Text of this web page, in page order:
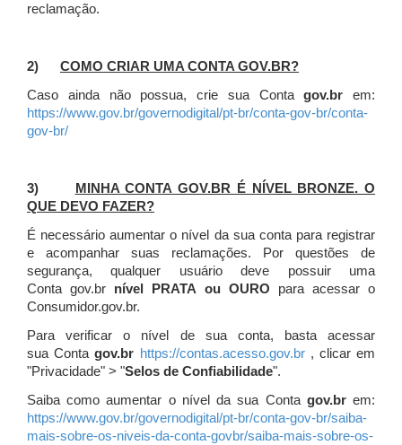
reclamação.
2) COMO CRIAR UMA CONTA GOV.BR?
Caso ainda não possua, crie sua Contagov.br em:
https://www.gov.br/governodigital/pt-br/conta-gov-br/conta-
gov-br/
3)
MINHA CONTA GOV.BR É NÍVEL BRONZE. O
QUE DEVO FAZER?
É necessário aumentar o nível da sua conta para registrar
e acompanhar suas reclamações. Por questões de
segurança, qualquer usuário deve possuir uma
Conta gov.br nível PRATA ou OURO para acessar o
Consumidor.gov.br.
Para verificar o nível de sua conta, basta acessar
sua Contagov.br https://contas.acesso.gov.br, clicar em
"Privacidade" > "Selos de Confiabilidade".
Saiba como aumentar o nível da sua Conta gov.brem:
https://www.gov.br/governodigital/pt-br/conta-gov-br/saiba-
mais-sobre-os-niveis-da-conta-govbr/saiba-mais-sobre-os-